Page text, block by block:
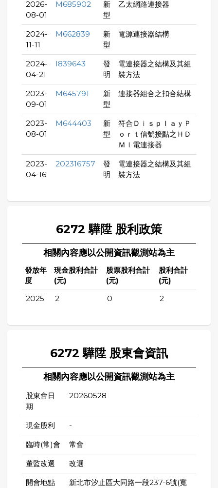
2026-
08-01
M685902
新
型
乙太網路連接器
2024-
11-11
M662839
新
型
電源連接器結構
2024-
04-21
I839643
發
明
電連接器之結構及其組
裝方法
2023-
09-01
M645791
新
型
連接器組合之扣合結構
2023-
08-01
M644403
新
型
符合ＤｉｓｐｌａｙＰ
ｏｒｔ信號接點之ＨＤ
ＭＩ電連接器
2023-
04-16
202316757
發
明
電連接器之結構及其組
裝方法
6272 驊陞 股利政策
相關內容應以公開資訊觀測站為主
發放年
度
現金股利合計
(元)
股票股利合計
(元)
股利合計
(元)
2025 2 0 2
6272 驊陞 股東會資訊
相關內容應以公開資訊觀測站為主
股東會日
期
20260528
現金股利 -
臨時(常)會 常會
董監改選 改選
開會地點
新北市汐止區大同路一段237-6號(寬